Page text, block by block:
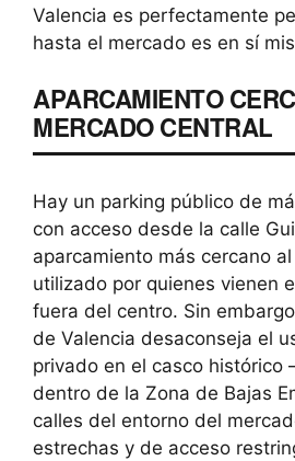
Valencia es perfectamente
hasta el mercado es en sí
APARCAMIENTO
MERCADO CENTRAL
Hay un parking público de
con acceso desde la calle
aparcamiento más cercano
utilizado por quienes vienen
fuera del centro. Sin
de Valencia desaconseja el
privado en el casco histórico
dentro de la Zona de Bajas
calles del entorno del
estrechas y de acceso